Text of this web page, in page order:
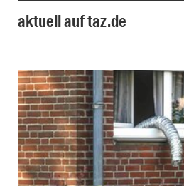
aktuell auf taz.de